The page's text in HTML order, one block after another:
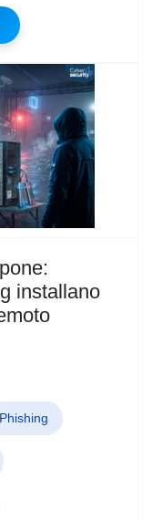
installano
Phishing